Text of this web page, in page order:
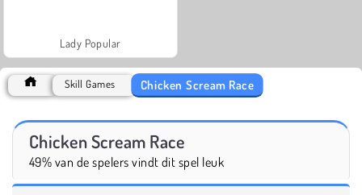
Lady Popular
Skill Games Chicken Scream Race
Chicken Scream Race
49% van de spelers vindt dit spel leuk